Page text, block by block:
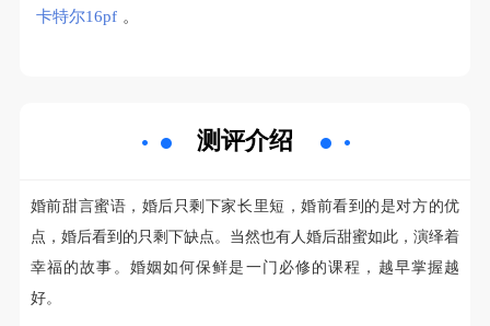
卡特尔16pf 。
测评介绍
婚前甜言蜜语，婚后只剩下家长里短，婚前看到的是对方的优
点，婚后看到的只剩下缺点。当然也有人婚后甜蜜如此，演绎着
幸福的故事。婚姻如何保鲜是一门必修的课程，越早掌握越
好。